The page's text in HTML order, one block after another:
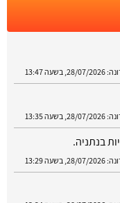
28/07/2026, בשעה 13:35
28/07/2026, בשעה 13:29
28/07/2026, בשעה 13:24